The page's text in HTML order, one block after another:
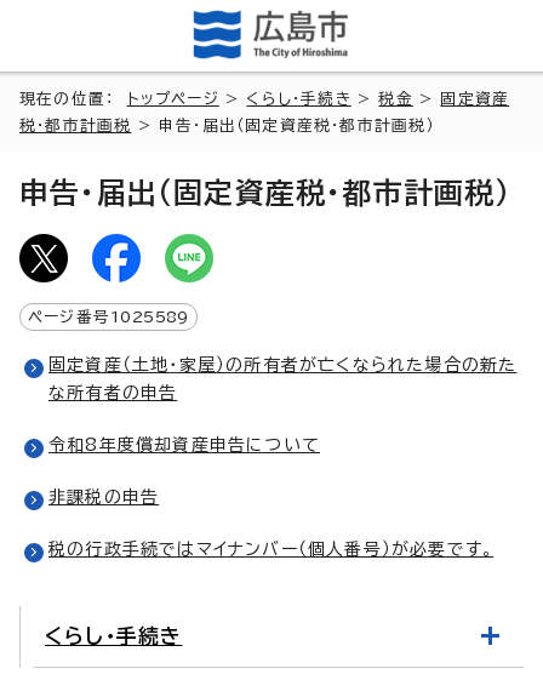
現在の位置： トップページ > くらし・手続き >税金 >
固定資産
税・都市計画税
> 申告・届出（固定資産税・都市計画税）
申告・届出（固定資産税・都市計画税）
ページ番号 1025589
固定資産（土地・家屋）の所有者が亡くなられた場合の新た
な所有者の申告
令和8年度償却資産申告について
非課税の申告
税の行政手続ではマイナンバー（個人番号）が必要です。
くらし・手続き